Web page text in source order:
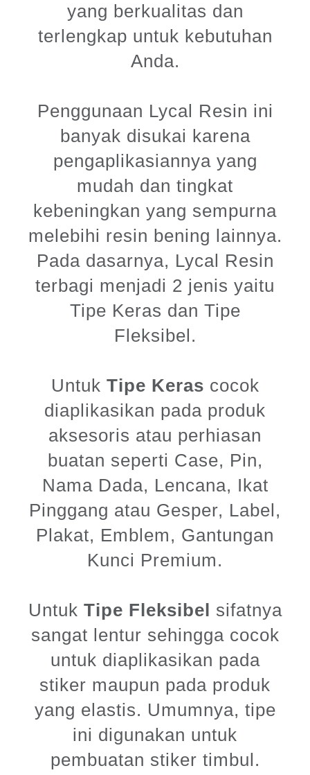
yang berkualitas dan
terlengkap untuk kebutuhan
Anda.
Penggunaan Lycal Resin ini
banyak disukai karena
pengaplikasiannya yang
mudah dan tingkat
kebeningkan yang sempurna
melebihi resin bening lainnya.
Pada dasarnya, Lycal Resin
terbagi menjadi 2 jenis yaitu
Tipe Keras dan Tipe
Fleksibel.
Untuk Tipe Keras cocok
diaplikasikan pada produk
aksesoris atau perhiasan
buatan seperti Case, Pin,
Nama Dada, Lencana, Ikat
Pinggang atau Gesper, Label,
Plakat, Emblem, Gantungan
Kunci Premium.
Untuk Tipe Fleksibel sifatnya
sangat lentur sehingga cocok
untuk diaplikasikan pada
stiker maupun pada produk
yang elastis. Umumnya, tipe
ini digunakan untuk
pembuatan stiker timbul.